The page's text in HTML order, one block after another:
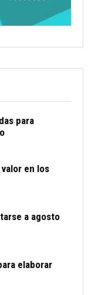
para
en los
a agosto
elaborar